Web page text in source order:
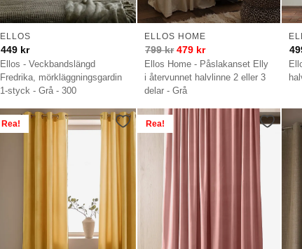
Ellos - Veckbandslängd
Fredrika, mörkläggningsgardin
1-styck - Grå - 300
ELLOS
449 kr
Ellos Home - Påslakanset Elly
i återvunnet halvlinne 2 eller 3
delar - Grå
ELLOS HOME
799kr 479 kr
Rea! Rea!